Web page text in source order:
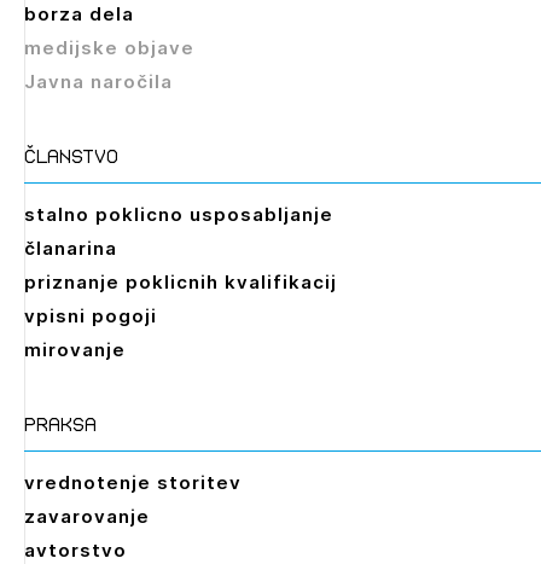
borza dela
medijske objave
Javna naročila
članstvo
stalno poklicno usposabljanje
članarina
priznanje poklicnih kvalifikacij
vpisni pogoji
mirovanje
praksa
vrednotenje storitev
zavarovanje
avtorstvo